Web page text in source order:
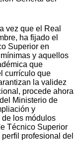
vez que el Real
ha fijado el
Superior en
y aquellos
que
currículo que
la validez
procede ahora
Ministerio de
y
los módulos
Técnico Superior
profesional del